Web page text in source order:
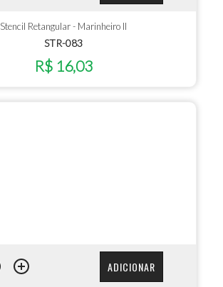
Stencil Retangular - Marinheiro II
STR-083
R$ 16,03
ADICIONAR